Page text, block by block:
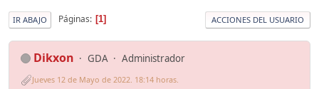
IR ABAJO Páginas 1 ACCIONES DEL USUARIO
Dikxon GDA Administrador
Jueves 12 de Mayo de 2022. 18:14 horas.